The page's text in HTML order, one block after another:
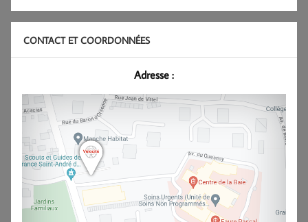
CONTACT ET COORDONNÉES
Adresse :